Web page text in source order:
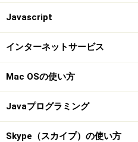
Javascript
インターネットサービス
Mac OSの使い方
Javaプログラミング
Skype（スカイプ）の使い方